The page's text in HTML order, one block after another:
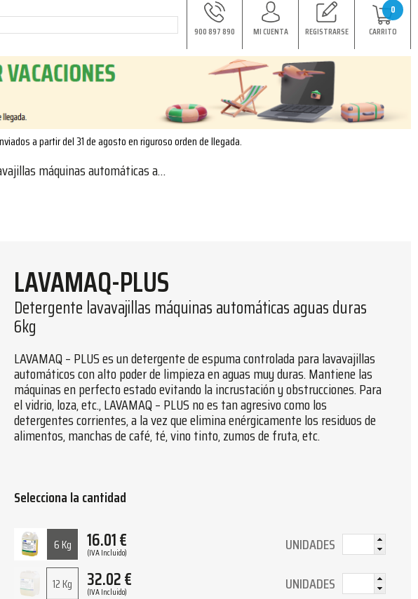
900 897 890 MI CUENTA REGISTRARSE
0
CARRITO
a partir del 31 de agosto en riguroso orden de llegada.
máquinas automáticas aguas duras 6kg
LAVAMAQ-PLUS
Detergente lavavajillas máquinas automáticas aguas duras
6kg
LAVAMAQ – PLUS es un detergente de espuma controlada para lavavajillas
automáticos con alto poder de limpieza en aguas muy duras. Mantiene las
máquinas en perfecto estado evitando la incrustación y obstrucciones. Para
el vidrio, loza, etc., LAVAMAQ – PLUS no es tan agresivo como los
detergentes corrientes, a la vez que elimina enérgicamente los residuos de
alimentos, manchas de café, té, vino tinto, zumos de fruta, etc.
Selecciona la cantidad
6 Kg 16.01€
(IVA Incluido) UNIDADES
12 Kg 32.02€
(IVA Incluido) UNIDADES